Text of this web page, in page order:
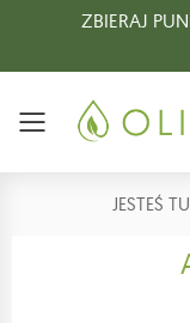
ZBIERAJ
Menu
JESTEŚ